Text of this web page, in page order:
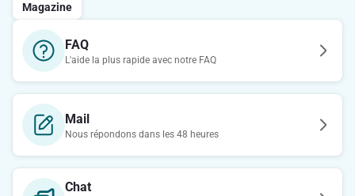
Magazine
FAQ
L'aide la plus rapide avec notre FAQ
Mail
Nous répondons dans les 48 heures
Chat